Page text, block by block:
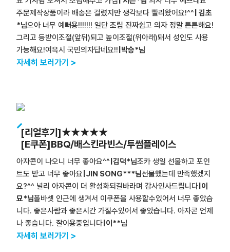
주문제작상품이라 배송은 걸렸지만 생각보다 빨리왔어요!^^ | 김초
*님으아 너무 예뻐용!!!!!!! 일단 조립 진짜쉽고 의자 정말 튼튼해요!
그리고 등받이조절(앞뒤)되고 높이조절(위아래)돼서 성인도 사용
가능해요!여윽시 국민의자답네요!! |박승*님
자세히 보러가기 >
[리얼후기]★★★★★
[E쿠폰]BBQ/배스킨라빈스/투썸플레이스
아자콘이 나오니 너무 좋아요^^ |김덕*님조카 생일 선물하고 포인
트도 받고 너무 좋아요 |JIN SONG***님선물했는데 만족했겠지
요?^^ 널리 아자콘이 더 활성화되길바라며 감사인사드립니다 |이
묘*님폴바셋 인근에 생겨서 이쿠폰을 사용할수있어서 너무 좋았습
니다. 좋은사람과 좋은시간 가질수있어서 좋았습니다. 아자콘 언제
나 좋습니다. 잘이용중입니다 |이**님
자세히 보러가기 >